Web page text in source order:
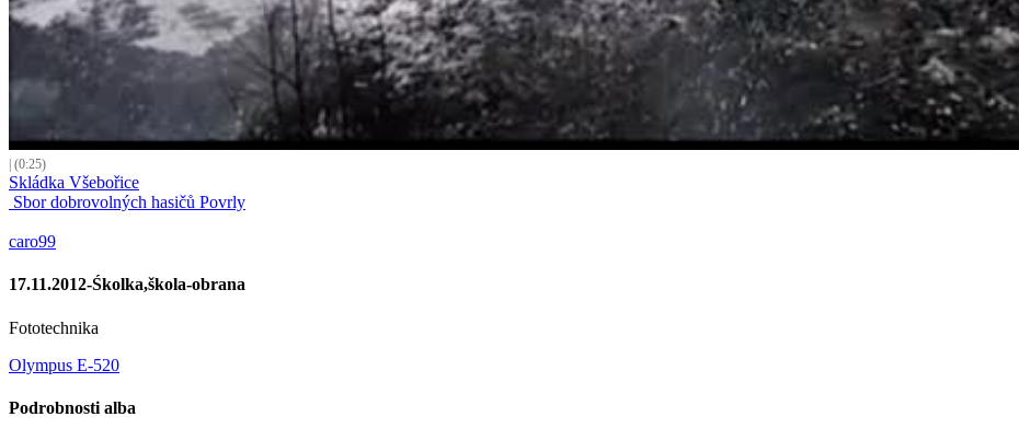
| (0:25)
Skládka Všebořice
Sbor dobrovolných hasičů Povrly
caro99
17.11.2012-Śkolka,škola-obrana
Fototechnika
Olympus E-520
Podrobnosti alba